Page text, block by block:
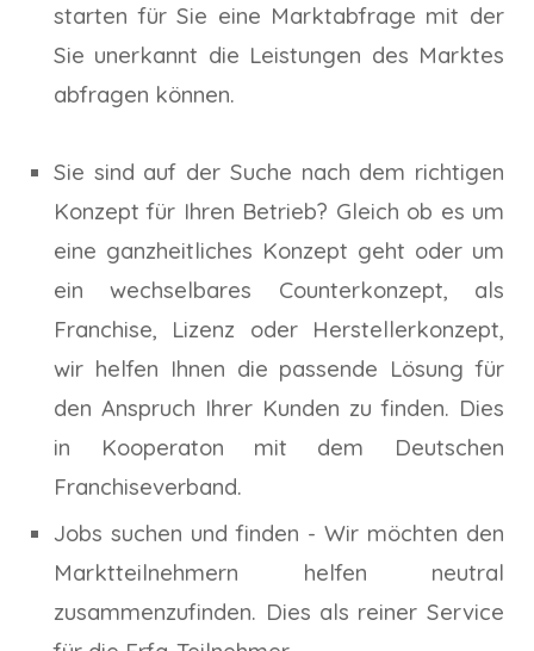
starten für Sie eine Marktabfrage mit der
Sie unerkannt die Leistungen des Marktes
abfragen können.
Sie sind auf der Suche nach dem richtigen
Konzept für Ihren Betrieb? Gleich ob es um
eine ganzheitliches Konzept geht oder um
ein wechselbares Counterkonzept, als
Franchise, Lizenz oder Herstellerkonzept,
wir helfen Ihnen die passende Lösung für
den Anspruch Ihrer Kunden zu finden. Dies
in Kooperaton mit dem Deutschen
Franchiseverband.
Jobs suchen und finden - Wir möchten den
Marktteilnehmern helfen neutral
zusammenzufinden. Dies als reiner Service